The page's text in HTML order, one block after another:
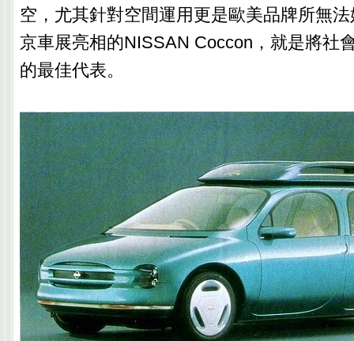
空，尤其針對空間運用更是歐美品牌所無
京車展亮相的NISSAN Coccon，就是將社
的最佳代表。